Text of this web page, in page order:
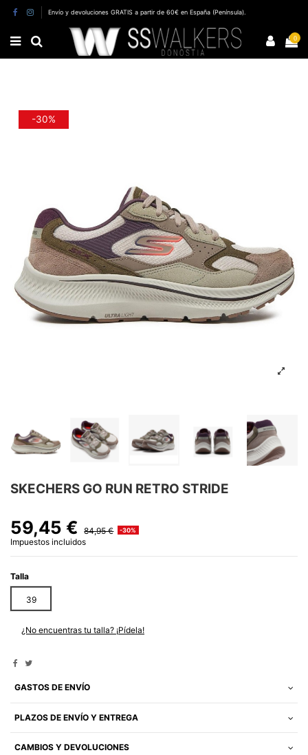
Envío y devoluciones GRATIS a partir de 60€ en España (Península).
0
-30%
SKECHERS GO RUN RETRO STRIDE
59,45 € 84,95 € -30%
Impuestos incluidos
Talla
39
¿No encuentras tu talla? ¡Pídela!
GASTOS DE ENVÍO
PLAZOS DE ENVÍO Y ENTREGA
CAMBIOS Y DEVOLUCIONES